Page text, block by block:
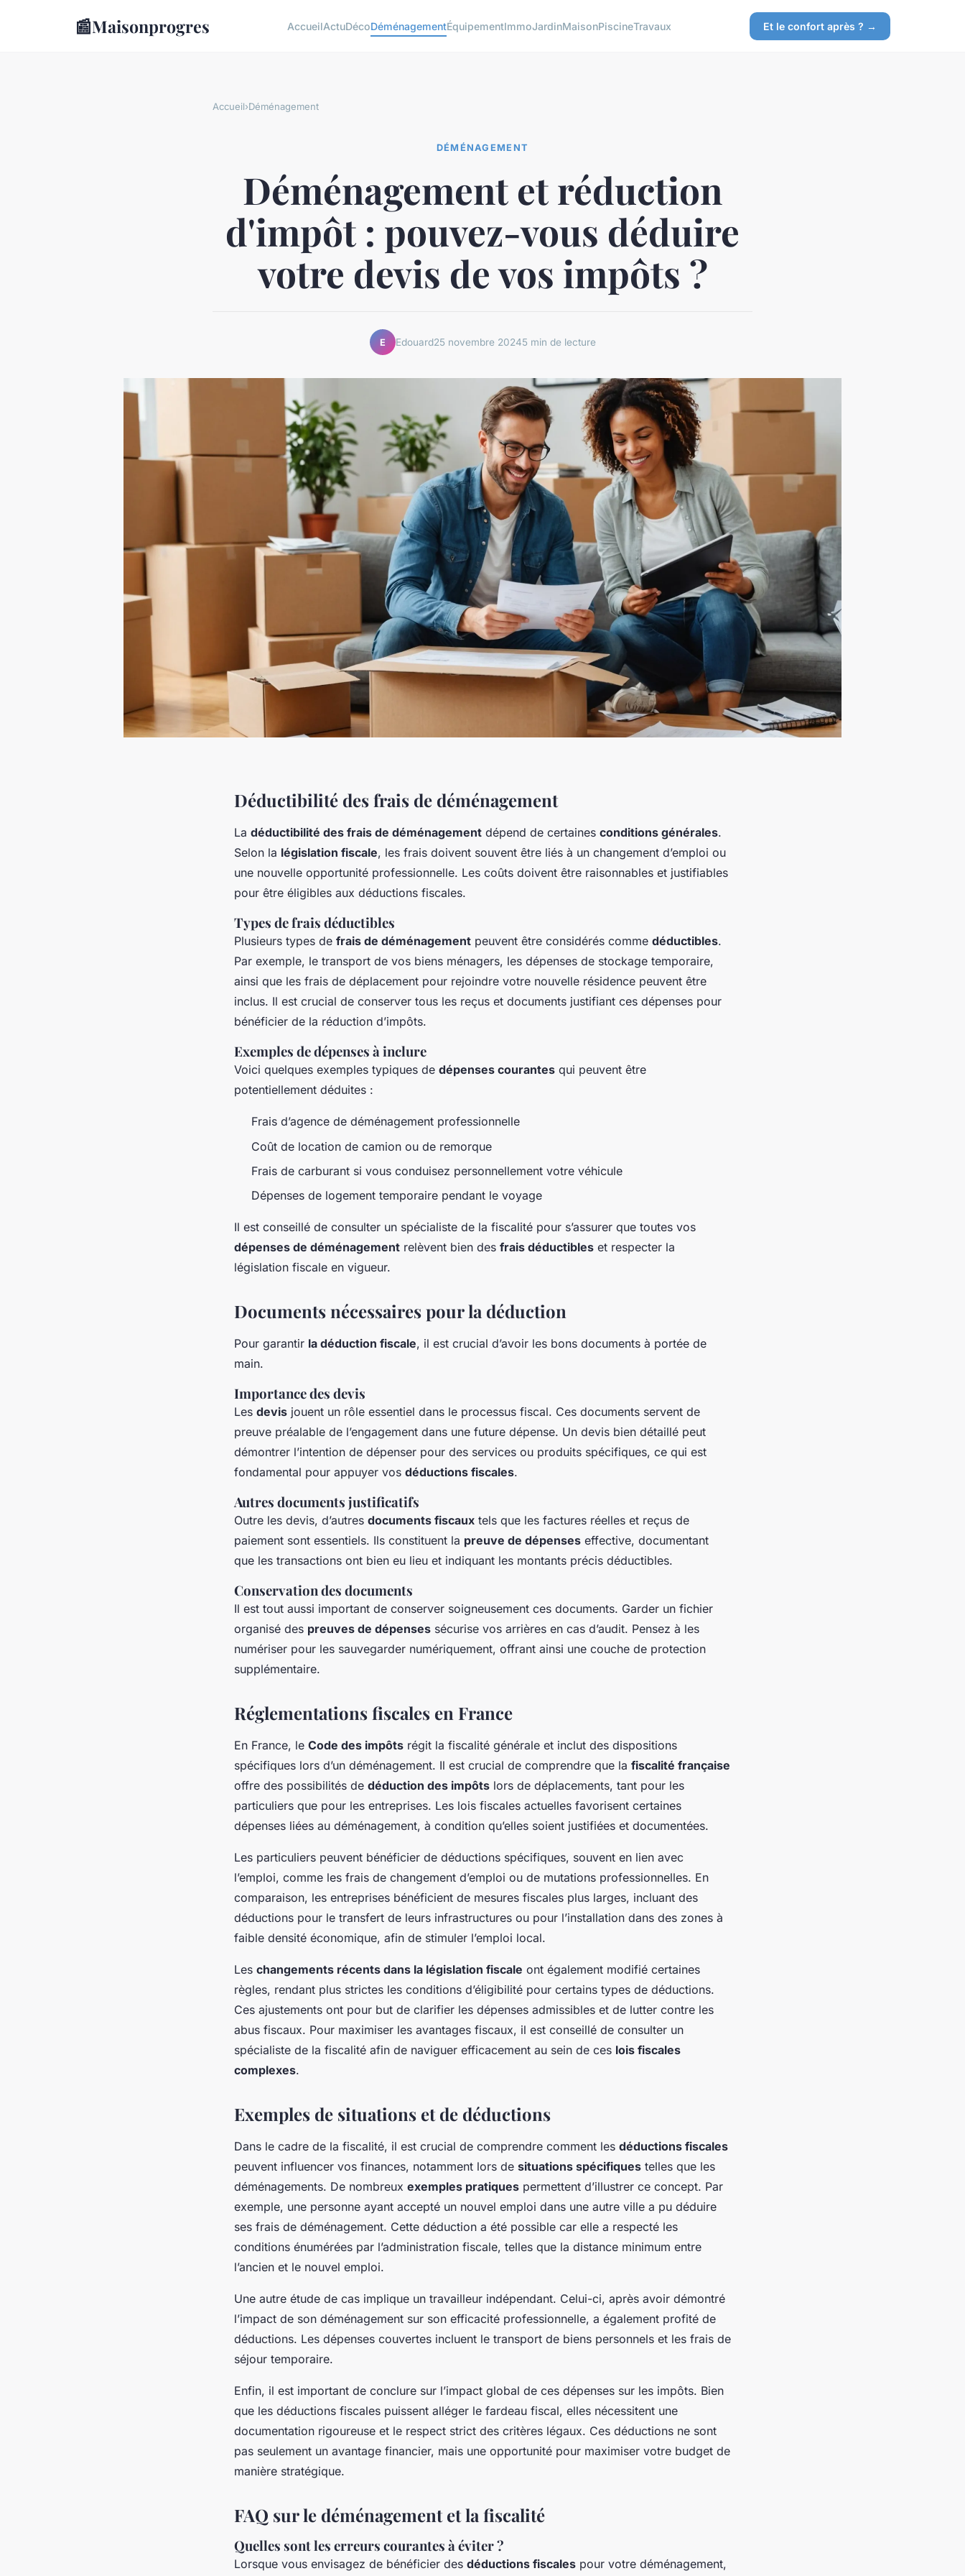
📰Maisonprogres AccueilActuDécoDéménagementÉquipementImmoJardinMaisonPiscineTravaux Et le confort après ? →
Accueil›Déménagement
DÉMÉNAGEMENT
Déménagement et réduction
d'impôt : pouvez-vous déduire
votre devis de vos impôts ?
E Edouard25 novembre 20245 min de lecture
Déductibilité des frais de déménagement
La déductibilité des frais de déménagement dépend de certaines conditions générales.
Selon la législation fiscale, les frais doivent souvent être liés à un changement d’emploi ou
une nouvelle opportunité professionnelle. Les coûts doivent être raisonnables et justifiables
pour être éligibles aux déductions fiscales.
Types de frais déductibles
Plusieurs types de frais de déménagement peuvent être considérés comme déductibles.
Par exemple, le transport de vos biens ménagers, les dépenses de stockage temporaire,
ainsi que les frais de déplacement pour rejoindre votre nouvelle résidence peuvent être
inclus. Il est crucial de conserver tous les reçus et documents justifiant ces dépenses pour
bénéficier de la réduction d’impôts.
Exemples de dépenses à inclure
Voici quelques exemples typiques de dépenses courantes qui peuvent être
potentiellement déduites :
Frais d’agence de déménagement professionnelle
Coût de location de camion ou de remorque
Frais de carburant si vous conduisez personnellement votre véhicule
Dépenses de logement temporaire pendant le voyage
Il est conseillé de consulter un spécialiste de la fiscalité pour s’assurer que toutes vos
dépenses de déménagement relèvent bien des frais déductibles et respecter la
législation fiscale en vigueur.
Documents nécessaires pour la déduction
Pour garantir la déduction fiscale, il est crucial d’avoir les bons documents à portée de
main.
Importance des devis
Les devis jouent un rôle essentiel dans le processus fiscal. Ces documents servent de
preuve préalable de l’engagement dans une future dépense. Un devis bien détaillé peut
démontrer l’intention de dépenser pour des services ou produits spécifiques, ce qui est
fondamental pour appuyer vos déductions fiscales.
Autres documents justificatifs
Outre les devis, d’autres documents fiscaux tels que les factures réelles et reçus de
paiement sont essentiels. Ils constituent la preuve de dépenses effective, documentant
que les transactions ont bien eu lieu et indiquant les montants précis déductibles.
Conservation des documents
Il est tout aussi important de conserver soigneusement ces documents. Garder un fichier
organisé des preuves de dépenses sécurise vos arrières en cas d’audit. Pensez à les
numériser pour les sauvegarder numériquement, offrant ainsi une couche de protection
supplémentaire.
Réglementations fiscales en France
En France, le Code des impôts régit la fiscalité générale et inclut des dispositions
spécifiques lors d’un déménagement. Il est crucial de comprendre que la fiscalité française
offre des possibilités de déduction des impôts lors de déplacements, tant pour les
particuliers que pour les entreprises. Les lois fiscales actuelles favorisent certaines
dépenses liées au déménagement, à condition qu’elles soient justifiées et documentées.
Les particuliers peuvent bénéficier de déductions spécifiques, souvent en lien avec
l’emploi, comme les frais de changement d’emploi ou de mutations professionnelles. En
comparaison, les entreprises bénéficient de mesures fiscales plus larges, incluant des
déductions pour le transfert de leurs infrastructures ou pour l’installation dans des zones à
faible densité économique, afin de stimuler l’emploi local.
Les changements récents dans la législation fiscale ont également modifié certaines
règles, rendant plus strictes les conditions d’éligibilité pour certains types de déductions.
Ces ajustements ont pour but de clarifier les dépenses admissibles et de lutter contre les
abus fiscaux. Pour maximiser les avantages fiscaux, il est conseillé de consulter un
spécialiste de la fiscalité afin de naviguer efficacement au sein de ces lois fiscales
complexes.
Exemples de situations et de déductions
Dans le cadre de la fiscalité, il est crucial de comprendre comment les déductions fiscales
peuvent influencer vos finances, notamment lors de situations spécifiques telles que les
déménagements. De nombreux exemples pratiques permettent d’illustrer ce concept. Par
exemple, une personne ayant accepté un nouvel emploi dans une autre ville a pu déduire
ses frais de déménagement. Cette déduction a été possible car elle a respecté les
conditions énumérées par l’administration fiscale, telles que la distance minimum entre
l’ancien et le nouvel emploi.
Une autre étude de cas implique un travailleur indépendant. Celui-ci, après avoir démontré
l’impact de son déménagement sur son efficacité professionnelle, a également profité de
déductions. Les dépenses couvertes incluent le transport de biens personnels et les frais de
séjour temporaire.
Enfin, il est important de conclure sur l’impact global de ces dépenses sur les impôts. Bien
que les déductions fiscales puissent alléger le fardeau fiscal, elles nécessitent une
documentation rigoureuse et le respect strict des critères légaux. Ces déductions ne sont
pas seulement un avantage financier, mais une opportunité pour maximiser votre budget de
manière stratégique.
FAQ sur le déménagement et la fiscalité
Quelles sont les erreurs courantes à éviter ?
Lorsque vous envisagez de bénéficier des déductions fiscales pour votre déménagement,